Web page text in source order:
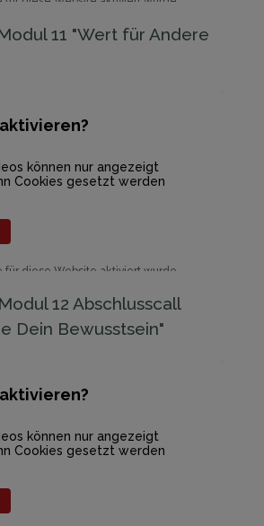
hier
11 "Wert für Andere
können nur angezeigt
Cookies gesetzt werden
für diese Website aktiviert wurde,
hier
12 Abschlusscall
Dein Bewusstsein"
können nur angezeigt
Cookies gesetzt werden